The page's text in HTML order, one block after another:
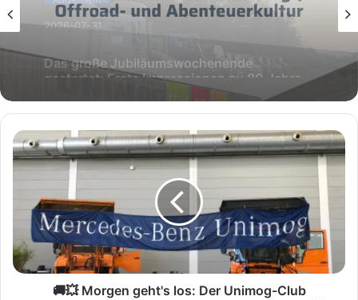
2026-07-30
80 Jahre Unimog – Das große
Jubiläumswochenende zur Feier der
Legende
🚚
💥
M
n
g
🚚💥 Morgen geht's los: Der Unimog-Club